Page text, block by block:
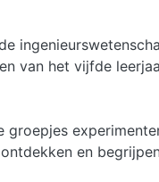
van het vijfde
groepjes
en